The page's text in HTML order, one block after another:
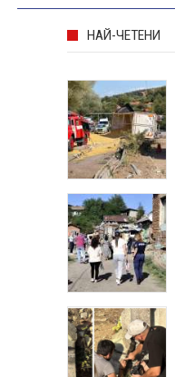
НАЙ-ЧЕТЕНИ